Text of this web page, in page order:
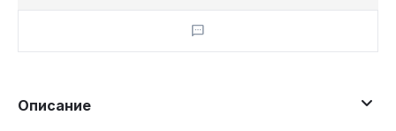
Описание